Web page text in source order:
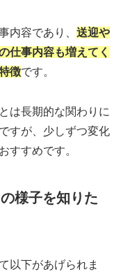
内容であり、 送迎や
仕事内容も増えてく
徴です。
は長期的な関わりに
すが、少しずつ変化
すすめです。
様子を知りた
以下があげられま